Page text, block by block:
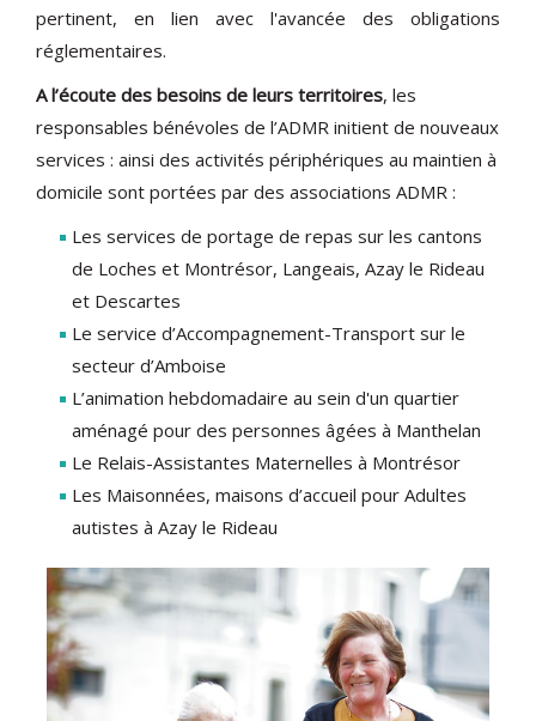
pertinent, en lien avec l'avancée des obligations
réglementaires.
A l’écoute des besoins de leurs territoires, les
responsables bénévoles de l’ADMR initient de nouveaux
services : ainsi des activités périphériques au maintien à
domicile sont portées par des associations ADMR :
Les services de portage de repas sur les cantons
de Loches et Montrésor, Langeais, Azay le Rideau
et Descartes
Le service d’Accompagnement-Transport sur le
secteur d’Amboise
L’animation hebdomadaire au sein d'un quartier
aménagé pour des personnes âgées à Manthelan
Le Relais-Assistantes Maternelles à Montrésor
Les Maisonnées, maisons d’accueil pour Adultes
autistes à Azay le Rideau